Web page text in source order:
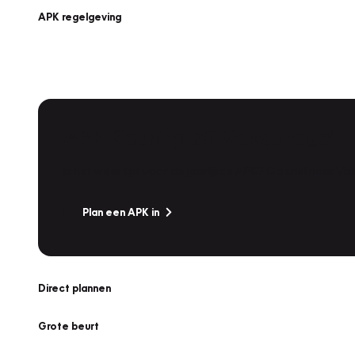
APK regelgeving
Plan een APK in
Direct plannen
Grote beurt